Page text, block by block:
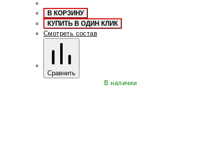
В КОРЗИНУ
КУПИТЬ В ОДИН КЛИК
Смотреть состав
Сравнить
В наличии